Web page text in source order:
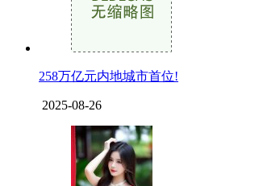
258万亿元内地城市首位!
2025-08-26